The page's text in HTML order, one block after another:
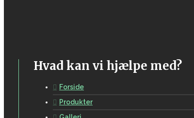
Hvad kan vi hjælpe med?
Forside
Produkter